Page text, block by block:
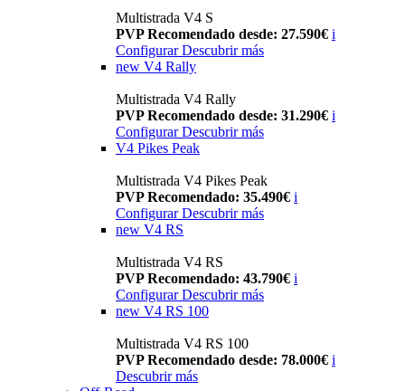
Multistrada V4 S
PVP Recomendado desde: 27.590€ i
Configurar Descubrir más
new V4 Rally
Multistrada V4 Rally
PVP Recomendado desde: 31.290€ i
Configurar Descubrir más
V4 Pikes Peak
Multistrada V4 Pikes Peak
PVP Recomendado: 35.490€ i
Configurar Descubrir más
new V4 RS
Multistrada V4 RS
PVP Recomendado: 43.790€ i
ConfigurarDescubrir más
new V4 RS 100
Multistrada V4 RS 100
PVP Recomendado desde: 78.000€ i
Descubrir más